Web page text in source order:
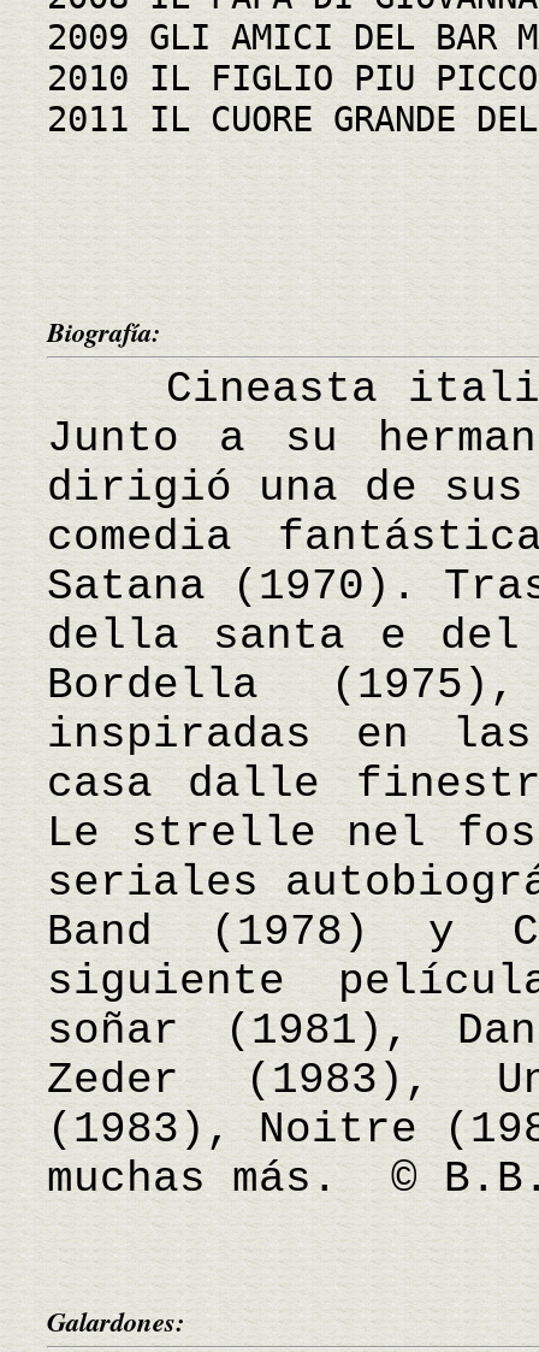
2009 GLI AMICI DEL BAR
2010 IL FIGLIO PIU
2011 IL CUORE GRANDE
Biografía:
Cineasta
Junto a su
dirigió una de
comedia
Satana (1970).
della santa e
Bordella
inspiradas en
casa dalle
Le strelle nel
seriales
Band (1978) y
siguiente
soñar (1981),
Zeder (1983),
(1983), Noitre
muchas más. ©
Galardones: